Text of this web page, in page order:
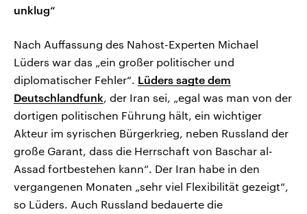
unklug“
Nach Auffassung des Nahost-Experten Michael
Lüders war das „ein großer politischer und
diplomatischer Fehler“. Lüders sagte dem
Deutschlandfunk, der Iran sei, „egal was man von der
dortigen politischen Führung hält, ein wichtiger
Akteur im syrischen Bürgerkrieg, neben Russland der
große Garant, dass die Herrschaft von Baschar al-
Assad fortbestehen kann“. Der Iran habe in den
vergangenen Monaten „sehr viel Flexibilität gezeigt“,
so Lüders. Auch Russland bedauerte die